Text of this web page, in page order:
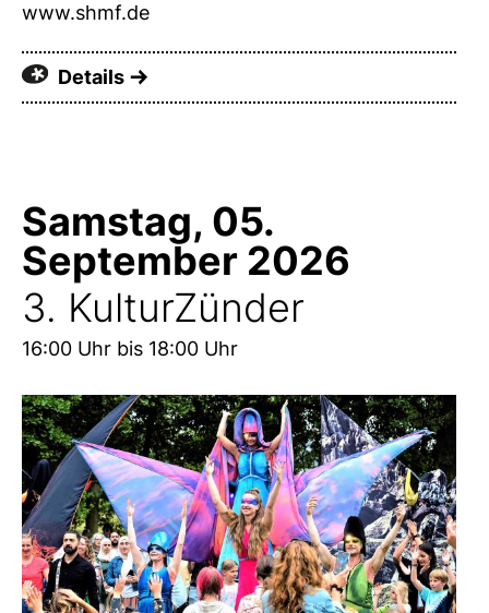
www.shmf.de
Details
Samstag, 05.
September 2026
3. KulturZünder
16:00 Uhr bis 18:00 Uhr